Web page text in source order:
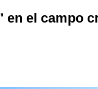
en el campo